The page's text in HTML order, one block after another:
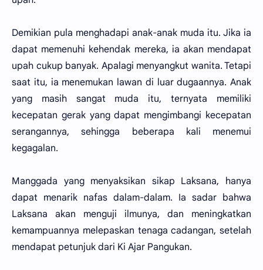
Demikian pula menghadapi anak-anak muda itu. Jika ia
dapat memenuhi kehendak mereka, ia akan mendapat
upah cukup banyak. Apalagi menyangkut wanita. Tetapi
saat itu, ia menemukan lawan di luar dugaannya. Anak
yang masih sangat muda itu, ternyata memiliki
kecepatan gerak yang dapat mengimbangi kecepatan
serangannya, sehingga beberapa kali menemui
kegagalan.
Manggada yang menyaksikan sikap Laksana, hanya
dapat menarik nafas dalam-dalam. Ia sadar bahwa
Laksana akan menguji ilmunya, dan meningkatkan
kemampuannya melepaskan tenaga cadangan, setelah
mendapat petunjuk dari Ki Ajar Pangukan.